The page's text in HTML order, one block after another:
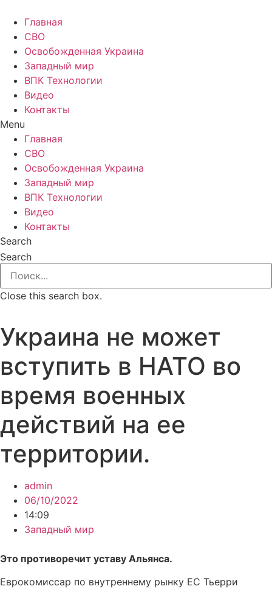
Главная
СВО
Освобожденная Украина
Западный мир
ВПК Технологии
Видео
Контакты
Menu
Главная
СВО
Освобожденная Украина
Западный мир
ВПК Технологии
Видео
Контакты
Search
Search
Close this search box.
Украина не может
вступить в НАТО во
время военных
действий на ее
территории.
admin
06/10/2022
14:09
Западный мир
Это противоречит уставу Альянса.
Еврокомиссар по внутреннему рынку ЕС Тьерри